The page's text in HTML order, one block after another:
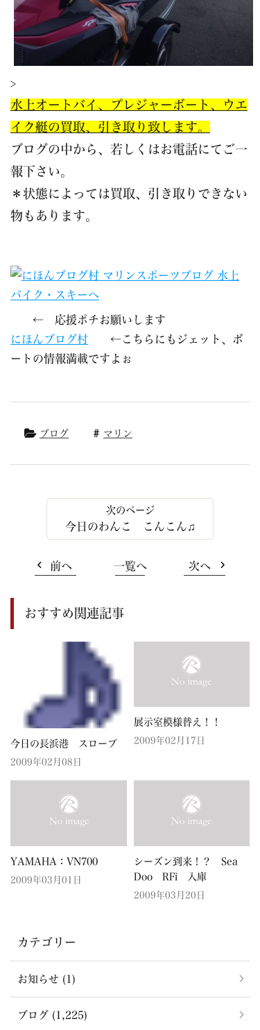
>
水上オートバイ、プレジャーボート、ウエ
イク艇の買取、引き取り致します。
ブログの中から、若しくはお電話にてご一
報下さい。
＊状態によっては買取、引き取りできない
物もあります。
← 応援ポチお願いします
にほんブログ村 ←こちらにもジェット、ボ
ートの情報満載ですよぉ
ブログ マリン
今日のわんこ こんこん♫
前へ 一覧へ 次へ
おすすめ関連記事
今日の長浜港 スロープ
2009年02月08日
展示室模様替え！！
2009年02月17日
YAMAHA：VN700
2009年03月01日
シーズン到来！？ Sea
Doo RFi 入庫
2009年03月20日
カテゴリー
お知らせ (1)
ブログ (1,225)